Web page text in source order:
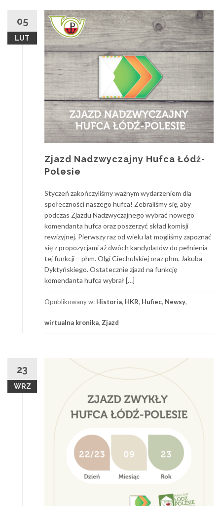
05
LUT
Zjazd Nadzwyczajny Hufca Łódź-
Polesie
Styczeń zakończyliśmy ważnym wydarzeniem dla
społeczności naszego hufca! Zebraliśmy się, aby
podczas Zjazdu Nadzwyczajnego wybrać nowego
komendanta hufca oraz poszerzyć skład komisji
rewizyjnej. Pierwszy raz od wielu lat mogliśmy zapoznać
się z propozycjami aż dwóch kandydatów do pełnienia
tej funkcji – phm. Olgi Ciechulskiej oraz phm. Jakuba
Dyktyńskiego. Ostatecznie zjazd na funkcję
komendanta hufca wybrał […]
Opublikowany w: Historia, HKR, Hufiec, Newsy,
wirtualna kronika, Zjazd
23
WRZ